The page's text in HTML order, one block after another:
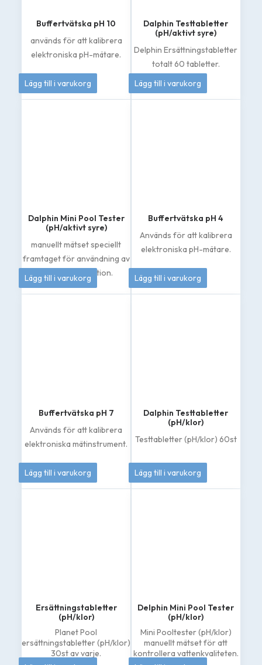
produktsidan
produktsidan
Buffertvätska pH 10
används för att kalibrera
elektroniska pH-mätare.
50kr
Lägg till i varukorg
Dalphin Testtabletter
(pH/aktivt syre)
Delphin Ersättningstabletter
totalt 60 tabletter.
155kr
Lägg till i varukorg
Dalphin Mini Pool Tester
(pH/aktivt syre)
manuellt mätset speciellt
framtaget för användning av
klorfri desinfektion.
133kr
Lägg till i varukorg
Buffertvätska pH 4
Används för att kalibrera
elektroniska pH-mätare.
50kr
Lägg till i varukorg
Buffertvätska pH 7
Används för att kalibrera
elektroniska mätinstrument.
50kr
Lägg till i varukorg
Dalphin Testtabletter
(pH/klor)
Testtabletter (pH/klor) 60st
144kr
Lägg till i varukorg
Ersättningstabletter
(pH/klor)
Planet Pool
ersättningstabletter (pH/klor)
30st av varje.
Delphin Mini Pool Tester
(pH/klor)
Mini Pooltester (pH/klor)
manuellt mätset för att
kontrollera vattenkvaliteten.